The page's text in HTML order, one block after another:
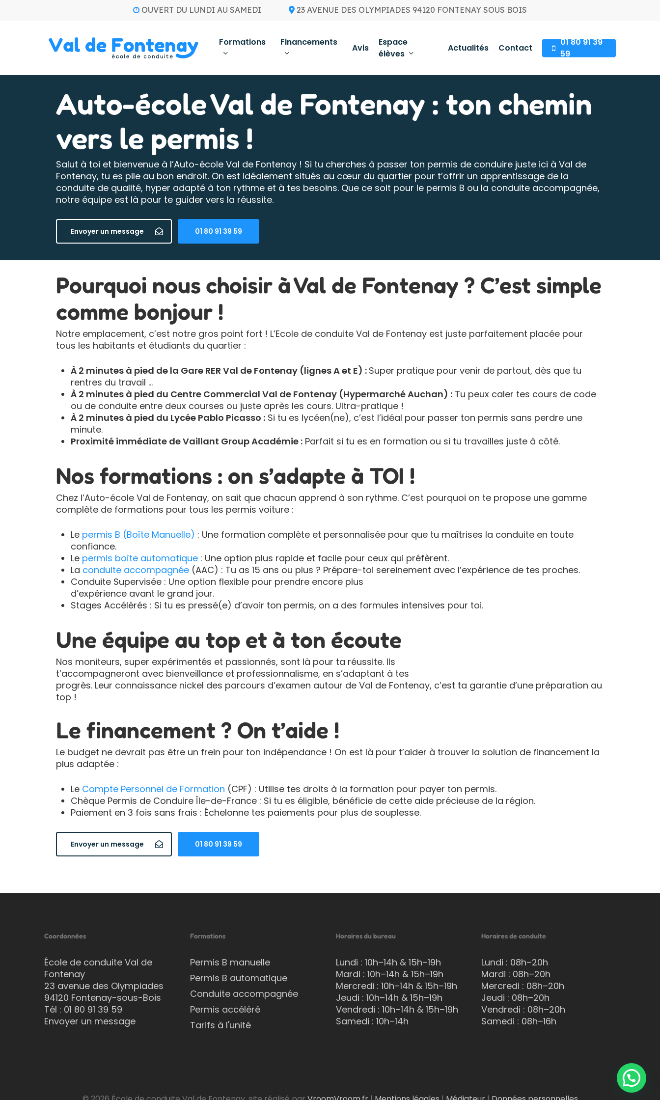
OUVERT DU LUNDI AU SAMEDI 23 AVENUE DES OLYMPIADES 94120 FONTENAY SOUS BOIS
Formations Financements
Avis
Espace
élèves
Actualités Contact
01 80 91 39
59
Auto-école Val de Fontenay : ton chemin
vers le permis !
Salut à toi et bienvenue à l’Auto-école Val de Fontenay ! Si tu cherches à passer ton permis de conduire juste ici à Val de
Fontenay, tu es pile au bon endroit. On est idéalement situés au cœur du quartier pour t’offrir un apprentissage de la
conduite de qualité, hyper adapté à ton rythme et à tes besoins. Que ce soit pour le permis B ou la conduite accompagnée,
notre équipe est là pour te guider vers la réussite.
Envoyer un message 01 80 91 39 59
Pourquoi nous choisir à Val de Fontenay ? C’est simple
comme bonjour !
Notre emplacement, c’est notre gros point fort ! L’Ecole de conduite Val de Fontenay est juste parfaitement placée pour
tous les habitants et étudiants du quartier :
À 2 minutes à pied de la Gare RER Val de Fontenay (lignes A et E) : Super pratique pour venir de partout, dès que tu
rentres du travail …
À 2 minutes à pied du Centre Commercial Val de Fontenay (Hypermarché Auchan) :Tu peux caler tes cours de code
ou de conduite entre deux courses ou juste après les cours. Ultra-pratique !
À 2 minutes à pied du Lycée Pablo Picasso :Si tu es lycéen(ne), c’est l’idéal pour passer ton permis sans perdre une
minute.
Proximité immédiate de Vaillant Group Académie :Parfait si tu es en formation ou si tu travailles juste à côté.
Nos formations : on s’adapte à TOI !
Chez l’Auto-école Val de Fontenay, on sait que chacun apprend à son rythme. C’est pourquoi on te propose une gamme
complète de formations pour tous les permis voiture :
Le permis B (Boîte Manuelle) : Une formation complète et personnalisée pour que tu maîtrises la conduite en toute
confiance.
Le permis boîte automatique: Une option plus rapide et facile pour ceux qui préfèrent.
La conduite accompagnée(AAC) : Tu as 15 ans ou plus ? Prépare-toi sereinement avec l’expérience de tes proches.
Conduite Supervisée : Une option flexible pour prendre encore plus
d’expérience avant le grand jour.
Stages Accélérés : Si tu es pressé(e) d’avoir ton permis, on a des formules intensives pour toi.
Une équipe au top et à ton écoute
Nos moniteurs, super expérimentés et passionnés, sont là pour ta réussite. Ils
t’accompagneront avec bienveillance et professionnalisme, en s’adaptant à tes
progrès. Leur connaissance nickel des parcours d’examen autour de Val de Fontenay, c’est ta garantie d’une préparation au
top !
Le financement ? On t’aide !
Le budget ne devrait pas être un frein pour ton indépendance ! On est là pour t’aider à trouver la solution de financement la
plus adaptée :
Le Compte Personnel de Formation (CPF) : Utilise tes droits à la formation pour payer ton permis.
Chèque Permis de Conduire Île-de-France : Si tu es éligible, bénéficie de cette aide précieuse de la région.
Paiement en 3 fois sans frais : Échelonne tes paiements pour plus de souplesse.
Envoyer un message 01 80 91 39 59
Coordonnées
École de conduite Val de
Fontenay
23 avenue des Olympiades
94120 Fontenay-sous-Bois
Tél : 01 80 91 39 59
Envoyer un message
Formations
Permis B manuelle
Permis B automatique
Conduite accompagnée
Permis accéléré
Tarifs à l'unité
Horaires du bureau
Lundi : 10h–14h & 15h–19h
Mardi : 10h–14h & 15h–19h
Mercredi : 10h–14h & 15h–19h
Jeudi : 10h–14h & 15h–19h
Vendredi : 10h–14h & 15h–19h
Samedi : 10h–14h
Horaires de conduite
Lundi : 08h–20h
Mardi : 08h–20h
Mercredi : 08h–20h
Jeudi : 08h–20h
Vendredi : 08h–20h
Samedi : 08h–16h